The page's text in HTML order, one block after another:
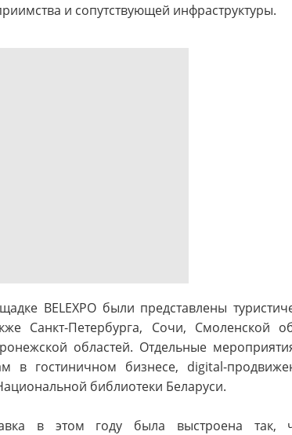
и сопутствующей инфраструктуры.
BELEXPO были представлены
Санкт-Петербурга, Сочи, Смоленской
областей. Отдельные
гостиничном бизнесе, digital-
библиотеки Беларуси.
в этом году была выстроена так,